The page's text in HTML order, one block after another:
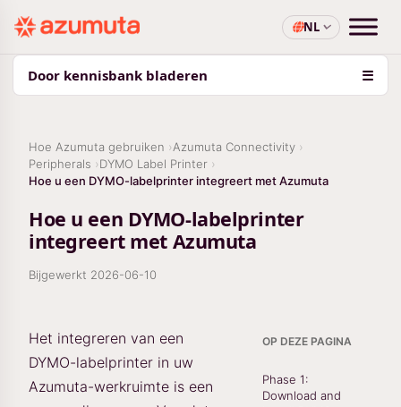
NL
Door kennisbank bladeren ☰
Hoe Azumuta gebruiken
Azumuta Connectivity
Peripherals
DYMO Label Printer
Hoe u een DYMO-labelprinter integreert met Azumuta
Hoe u een DYMO-labelprinter
integreert met Azumuta
Bijgewerkt 2026-06-10
Het integreren van een
DYMO-labelprinter in uw
Azumuta-werkruimte is een
OP DEZE PAGINA
Phase 1:
Download and